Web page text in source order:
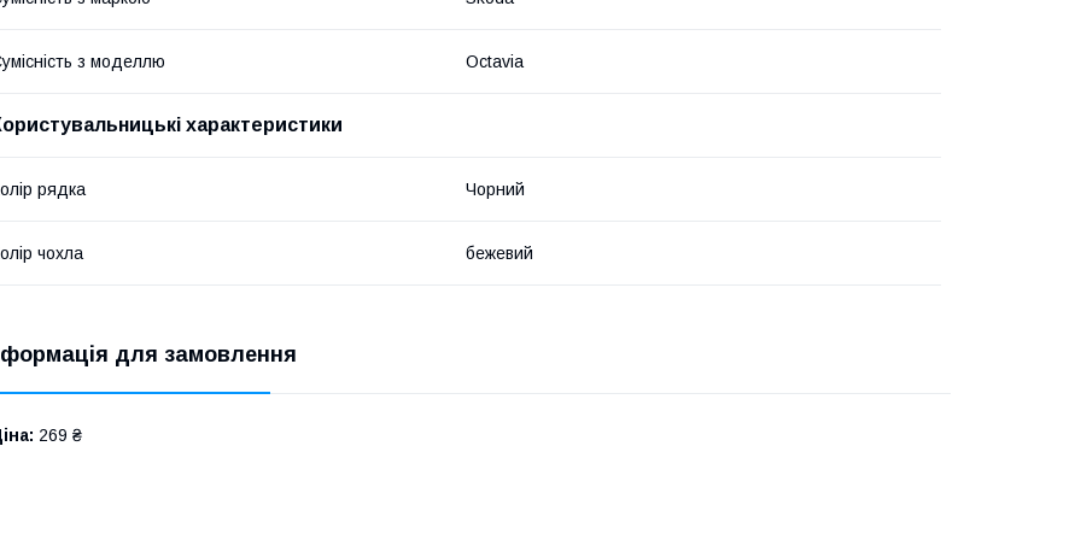
з моделлю Octavia
характеристики
рядка Чорний
чохла бежевий
для замовлення
269 ₴